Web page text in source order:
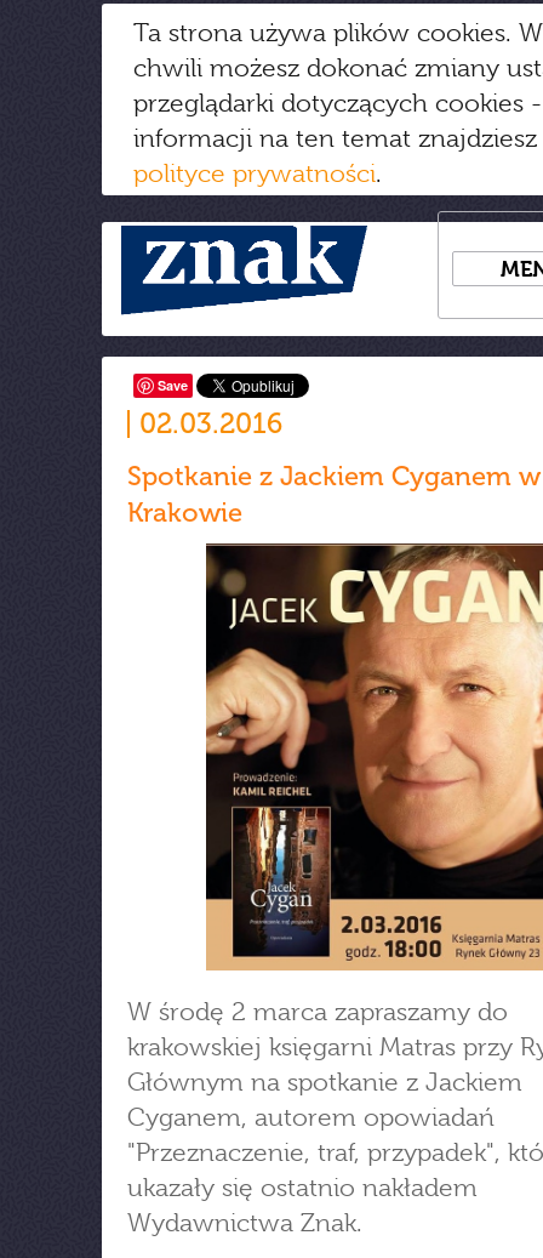
Ta strona używa plików cookies.
chwili możesz dokonać zmiany
przeglądarki dotyczących cookies
informacji na ten temat
polityce prywatności.
Save
02.03.2016
Spotkanie z Jackiem Cyganem w
Krakowie
W środę 2 marca zapraszamy do
krakowskiej księgarni Matras przy
Głównym na spotkanie z Jackiem
Cyganem, autorem opowiadań
"Przeznaczenie, traf, przypadek",
ukazały się ostatnio nakładem
Wydawnictwa Znak.